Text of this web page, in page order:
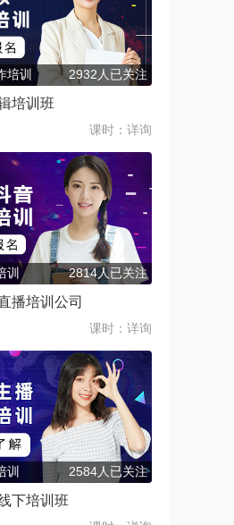
培训 2932人已关注
培训班
课时： 详询
训 2814人已关注
播培训公司
课时： 详询
训 2584人已关注
下培训班